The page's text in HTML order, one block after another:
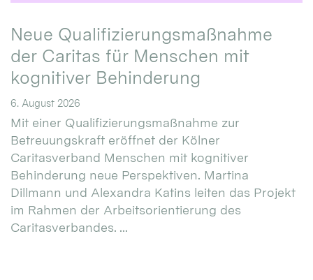
Neue Qualifizierungsmaßnahme
der Caritas für Menschen mit
kognitiver Behinderung
6. August 2026
Mit einer Qualifizierungsmaßnahme zur
Betreuungskraft eröffnet der Kölner
Caritasverband Menschen mit kognitiver
Behinderung neue Perspektiven. Martina
Dillmann und Alexandra Katins leiten das Projekt
im Rahmen der Arbeitsorientierung des
Caritasverbandes. ...